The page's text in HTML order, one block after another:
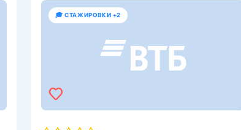
🎓 СТАЖИРОВКИ +2